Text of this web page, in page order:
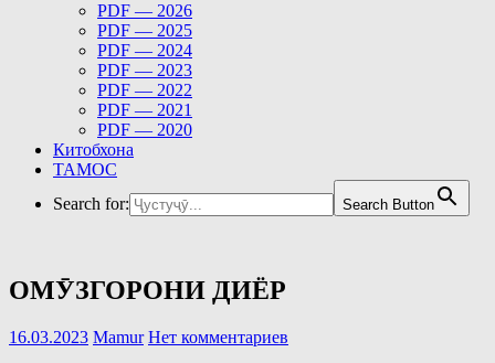
PDF — 2026
PDF — 2025
PDF — 2024
PDF — 2023
PDF — 2022
PDF — 2021
PDF — 2020
Китобхона
ТАМОС
Search for:
Search Button
ОМӮЗГОРОНИ ДИЁР
16.03.2023 Mamur Нет комментариев